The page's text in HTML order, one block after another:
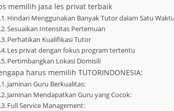
memilih jasa les privat terbaik
Hindari Menggunakan Banyak Tutor dalam Satu Waktu
Sesuaikan Intensitas Pertemuan
Perhatikan Kualifikasi Tutor
Les privat dengan fokus program tertentu
Pertimbangkan Lokasi Domisili
harus memilih TUTORINDONESIA:
Jaminan Guru Berkualitas:
Jaminan Mendapatkan Guru yang Cocok:
Full Service Management: